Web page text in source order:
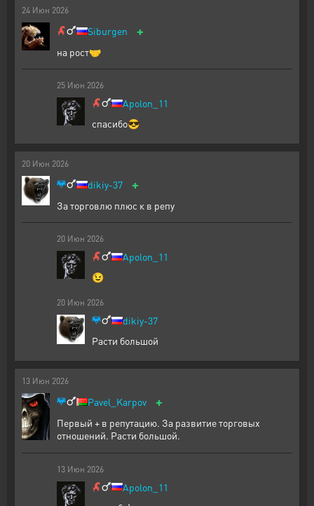
24 Июн 2026
Siburgen +
на рост🤝
25 Июн 2026
Apolon_11
спасибо😎
20 Июн 2026
dikiy-37 +
За торговлю плюс к в репу
20 Июн 2026
Apolon_11
😉
20 Июн 2026
dikiy-37
Расти большой
13 Июн 2026
Pavel_Karpov +
Первый + в репутацию. За развитие торговых
отношений. Расти большой.
13 Июн 2026
Apolon_11